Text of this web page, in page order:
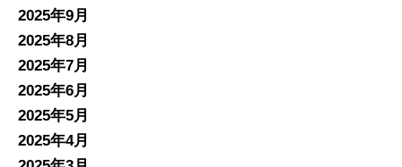
2025年9月
2025年8月
2025年7月
2025年6月
2025年5月
2025年4月